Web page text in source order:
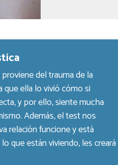
del trauma de la
que ella lo vivió cómo si
y por ello, siente mucha
Además, el test nos
relación funcione y está
que están viviendo, les creará